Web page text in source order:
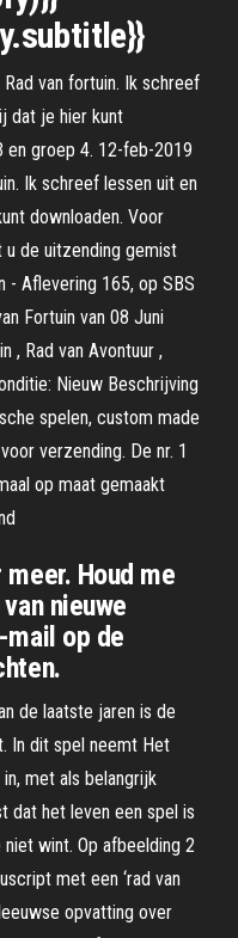
van fortuin. Ik schreef
dat je hier kunt
en groep 4. 12-feb-2019
Ik schreef lessen uit en
downloaden. Voor
de uitzending gemist
- Aflevering 165, op SBS
Fortuin van 08 Juni
, Rad van Avontuur ,
Nieuw Beschrijving
spelen, custom made
verzending. De nr. 1
op maat gemaakt
Houd me
nieuwe
mail op de
de laatste jaren is de
In dit spel neemt Het
met als belangrijk
dat het leven een spel is
wint. Op afbeelding 2
met een ‘rad van
opvatting over